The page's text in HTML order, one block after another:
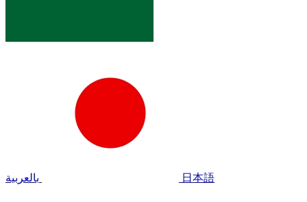
بالعربية 日本語